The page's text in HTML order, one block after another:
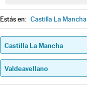
Estás en: Castilla La Mancha